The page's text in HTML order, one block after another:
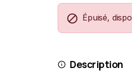
 Épuisé,
Description